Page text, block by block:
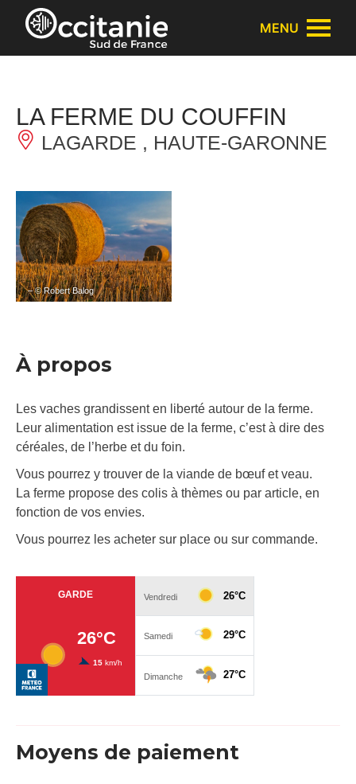
Panneau de gestion des cookies
MENU
LA FERME DU COUFFIN
LAGARDE , HAUTE-GARONNE
– © Robert Balog
À propos
Les vaches grandissent en liberté autour de la ferme.
Leur alimentation est issue de la ferme, c’est à dire des
céréales, de l’herbe et du foin.
Vous pourrez y trouver de la viande de bœuf et veau.
La ferme propose des colis à thèmes ou par article, en
fonction de vos envies.
Vous pourrez les acheter sur place ou sur commande.
Moyens de paiement